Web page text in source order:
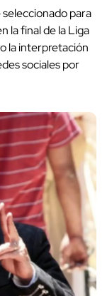
para
la final de la Liga
la interpretación
sociales por